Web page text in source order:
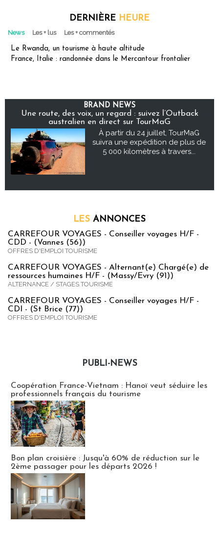
DERNIÈRE HEURE
News Les + lus Les + commentés
Le Rwanda, un tourisme à haute altitude
France, Italie : randonnée dans le Mercantour frontalier
BRAND NEWS
Une route, des voix, un regard : suivez l’Outback
australien en direct sur TourMaG
À partir du 24 juillet, TourMaG
suivra une expédition de plus de
5 000 kilomètres à travers...
LES ANNONCES
CARREFOUR VOYAGES - Conseiller voyages H/F -
CDD - (Vannes (56))
OFFRES D'EMPLOI TOURISME
CARREFOUR VOYAGES - Alternant(e) Chargé(e) de
ressources humaines H/F - (Massy/Evry (91))
ALTERNANCE / STAGES TOURISME
CARREFOUR VOYAGES - Conseiller voyages H/F -
CDI - (St Brice (77))
OFFRES D'EMPLOI TOURISME
PUBLI-NEWS
Coopération France-Vietnam : Hanoï veut séduire les
professionnels français du tourisme
Bon plan croisière : Jusqu'à 60% de réduction sur le
2ème passager pour les départs 2026 !